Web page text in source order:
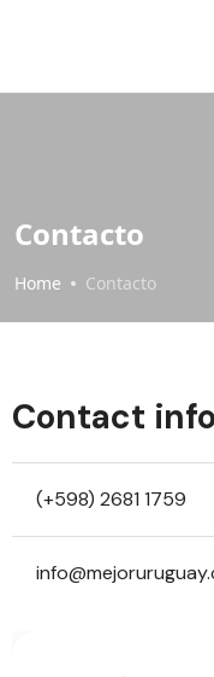
Contacto
Home Contacto
Contact
(+598) 2681 1759